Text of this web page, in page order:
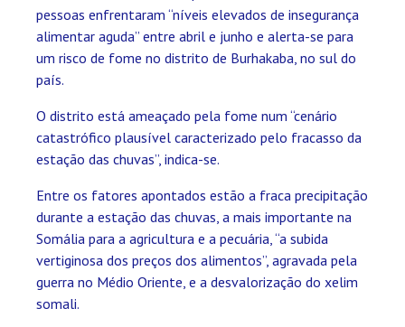
pessoas enfrentaram “níveis elevados de insegurança
alimentar aguda” entre abril e junho e alerta-se para
um risco de fome no distrito de Burhakaba, no sul do
país.
O distrito está ameaçado pela fome num “cenário
catastrófico plausível caracterizado pelo fracasso da
estação das chuvas”, indica-se.
Entre os fatores apontados estão a fraca precipitação
durante a estação das chuvas, a mais importante na
Somália para a agricultura e a pecuária, “a subida
vertiginosa dos preços dos alimentos”, agravada pela
guerra no Médio Oriente, e a desvalorização do xelim
somali.